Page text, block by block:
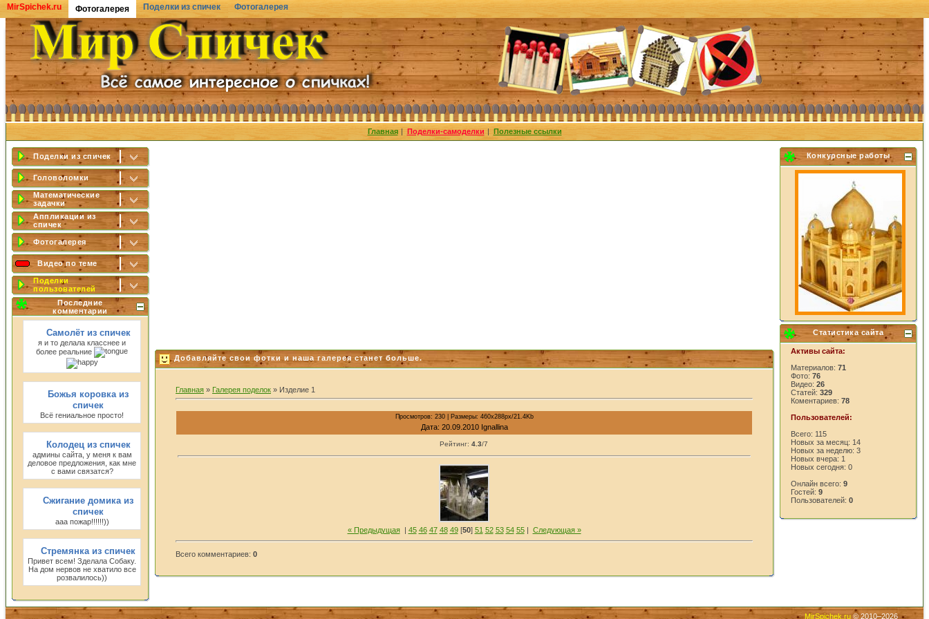
MirSpichek.ru Фотогалерея Поделки из спичек Фотогалерея
Главная | Поделки-самоделки | Полезные ссылки
Поделки из спичек
Головоломки
Математические
задачки
Аппликации из
спичек
Фотогалерея
Видео по теме
Поделки
пользователей
Последние
комментарии
Самолёт из спичек
я и то делала класснее и
более реальние
Божья коровка из
спичек
Всё гениальное просто!
Колодец из спичек
админы сайта, у меня к вам
деловое предложения, как мне
с вами связатся?
Сжигание домика из
спичек
ааа пожар!!!!!!))
Стремянка из спичек
Привет всем! Зделала Собаку.
На дом нервов не хватило все
розвалилось))
Добавляйте свои фотки и наша галерея станет больше.
Главная » Галерея поделок » Изделие 1
Просмотров: 230 | Размеры: 460x288px/21.4Kb
Дата: 20.09.2010 Ignallina
Рейтинг: 4.3/7
« Предыдущая| 45 46 47 48 49[50] 51 52 53 54 55| Следующая »
Всего комментариев: 0
Конкурсные работы
Статистика сайта
Активы сайта:
Материалов: 71
Фото: 76
Видео: 26
Статей: 329
Коментариев: 78
Пользователей:
Всего: 115
Новых за месяц: 14
Новых за неделю: 3
Новых вчера: 1
Новых сегодня: 0
Онлайн всего: 9
Гостей: 9
Пользователей: 0
MirSpichek.ru © 2010–2026